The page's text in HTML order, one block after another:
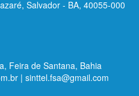
Salvador - BA, 40055-000
Feira de Santana, Bahia
| sinttel.fsa@gmail.com